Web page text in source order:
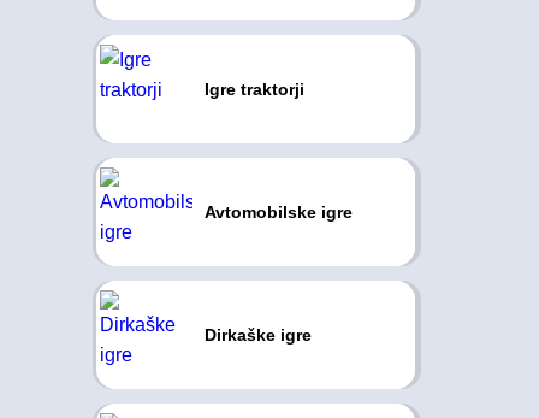
Igre traktorji
Avtomobilske igre
Dirkaške igre